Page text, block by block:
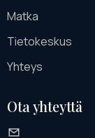
Matka
Tietokeskus
Yhteys
Ota yhteyttä